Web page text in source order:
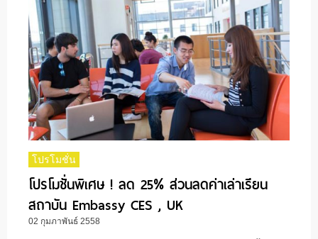
โปรโมชั่น
โปรโมชั่นพิเศษ ! ลด 25% ส่วนลดค่าเล่าเรียน
สถาบัน Embassy CES , UK
02 กุมภาพันธ์ 2558